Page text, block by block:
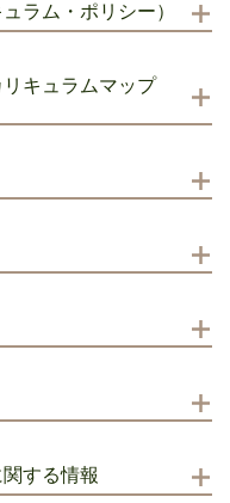
ラム・ポリシー）
キュラムマップ
する情報